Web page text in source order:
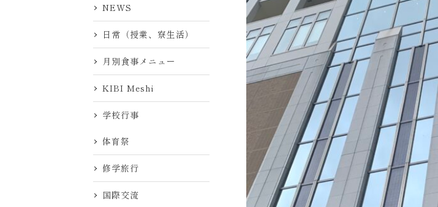
NEWS
日常（授業、寮生活）
月別食事メニュー
KIBI Meshi
学校行事
体育祭
修学旅行
国際交流